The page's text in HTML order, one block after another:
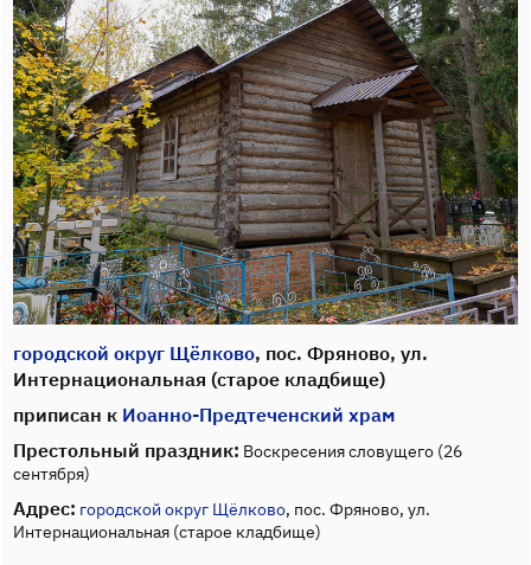
городской округ Щёлково, пос. Фряново, ул.
Интернациональная (старое кладбище)
приписан к Иоанно-Предтеченский храм
Престольный праздник: Воскресения словущего (26
сентября)
Адрес: городской округ Щёлково, пос. Фряново, ул.
Интернациональная (старое кладбище)